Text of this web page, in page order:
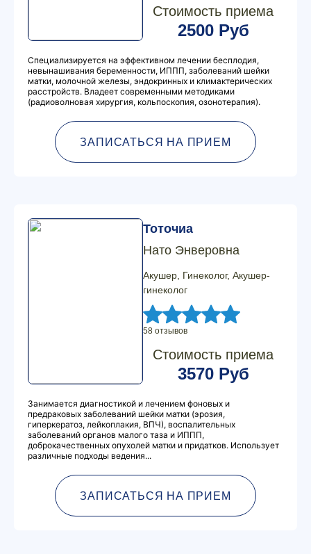
Стоимость приема
2500 Руб
Специализируется на эффективном лечении бесплодия,
невынашивания беременности, ИППП, заболеваний шейки
матки, молочной железы, эндокринных и климактерических
расстройств. Владеет современными методиками
(радиоволновая хирургия, кольпоскопия, озонотерапия).
ЗАПИСАТЬСЯ НА ПРИЕМ
Тоточиа
Нато Энверовна
Акушер, Гинеколог, Акушер-
гинеколог
58 отзывов
Стоимость приема
3570 Руб
Занимается диагностикой и лечением фоновых и
предраковых заболеваний шейки матки (эрозия,
гиперкератоз, лейкоплакия, ВПЧ), воспалительных
заболеваний органов малого таза и ИППП,
доброкачественных опухолей матки и придатков. Использует
различные подходы ведения...
ЗАПИСАТЬСЯ НА ПРИЕМ